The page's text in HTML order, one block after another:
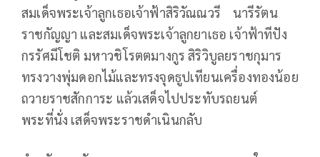
สมเด็จพระเจ้าลูกเธอเจ้าฟ้าสิริวัณณวรี นารีรัตน
ราชกัญญา และสมเด็จพระเจ้าลูกยาเธอ เจ้าฟ้าทีปัง
กรรัศมีโชติ มหาวชิโรตตมางกูร สิริวิบูลยราชกุมาร
ทรงวางพุ่มดอกไม้และทรงจุดธูปเทียนเครื่องทองน้อย
ถวายราชสักการะ แล้วเสด็จไปประทับรถยนต์
พระที่นั่ง เสด็จพระราชดำเนินกลับ